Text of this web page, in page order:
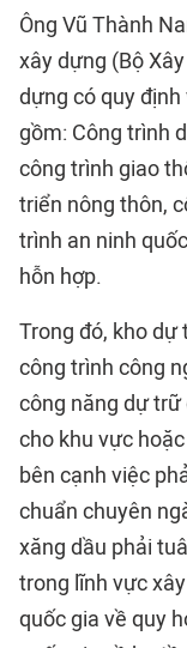
Ông Vũ Thành
xây dựng (Bộ
dựng có quy
gồm: Công trình
công trình giao
triển nông thôn,
trình an ninh
hỗn hợp.
Trong đó, kho dự
công trình công
công năng dự trữ
cho khu vực
bên cạnh việc
chuẩn chuyên
xăng dầu phải
trong lĩnh vực
quốc gia về quy